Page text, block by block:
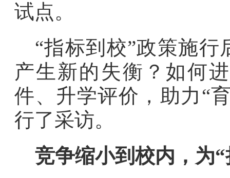
试点。
“指标到校”政策施
产生新的失衡？如何
件、升学评价，助力“
行了采访。
竞争缩小到校内，为